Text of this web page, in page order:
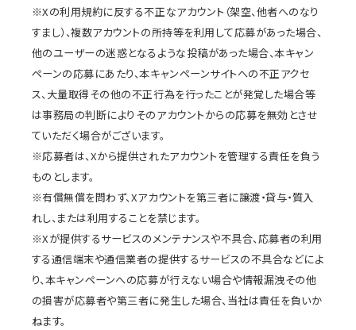
※Xの利用規約に反する不正なアカウント（架空、他者へのなり
すまし）、複数アカウントの所持等を利用して応募があった場合、
他のユーザーの迷惑となるような投稿があった場合、本キャン
ペーンの応募にあたり、本キャンペーンサイトへの不正アクセ
ス、大量取得その他の不正行為を行ったことが発覚した場合等
は事務局の判断によりそのアカウントからの応募を無効とさせ
ていただく場合がございます。
※応募者は、Xから提供されたアカウントを管理する責任を負う
ものとします。
※有償無償を問わず、Xアカウントを第三者に譲渡・貸与・質入
れし、または利用することを禁じます。
※Xが提供するサービスのメンテナンスや不具合、応募者の利用
する通信端末や通信業者の提供するサービスの不具合などによ
り、本キャンペーンへの応募が行えない場合や情報漏洩その他
の損害が応募者や第三者に発生した場合、当社は責任を負いか
ねます。